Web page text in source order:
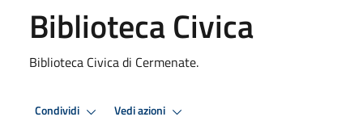
Biblioteca Civica
Biblioteca Civica di Cermenate.
Condividi Vedi azioni